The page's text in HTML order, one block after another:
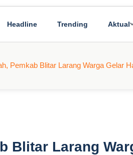
Headline Trending Aktual
Pemkab Blitar Larang Warga Gelar
Blitar Larang